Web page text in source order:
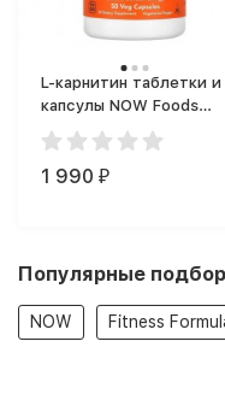
L-карнитин таблетки и
капсулы NOW Foods
Acetyl-L-Carnitine (50
капс.)
1 990 ₽
Популярные
NOW Fitness